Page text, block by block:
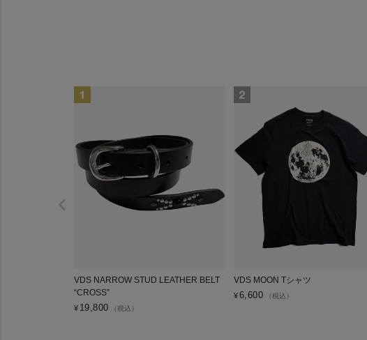
VDS NARROW STUD LEATHER BELT
“CROSS”
¥ 19,800 （税込）
VDS MOON Tシャツ
¥6,600 （税込）